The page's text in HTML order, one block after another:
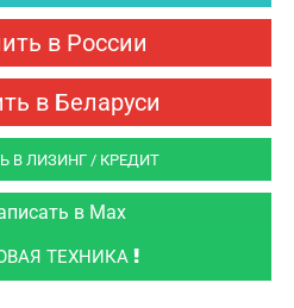
в России
в Беларуси
В ЛИЗИНГ / КРЕДИТ
в Max
ТЕХНИКА